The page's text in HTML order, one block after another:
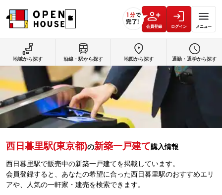
会員登録 ログイン メニュー
西日暮里駅(東京都)の新築一戸建て購入情報
西日暮里駅で販売中の新築一戸建てを掲載しています。
会員登録すると、あなたの希望に合った西日暮里駅のおすすめエリ
アや、人気の一軒家・建売を検索できます。
地域から探す 沿線・駅から探す 地図から探す 通勤・通学から探す